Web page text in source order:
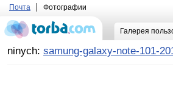
Почта Фотографии
Галерея
ninych: samung-galaxy-note-101-